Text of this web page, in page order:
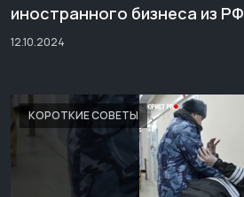
иностранного бизнеса из РФ
12.10.2024
КОРОТКИЕ СОВЕТЫ